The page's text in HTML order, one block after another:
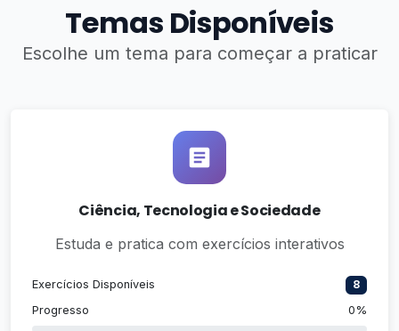
Temas Disponíveis
Escolhe um tema para começar a praticar
Ciência, Tecnologia e Sociedade
Estuda e pratica com exercícios interativos
Exercícios Disponíveis
8
Progresso
0%